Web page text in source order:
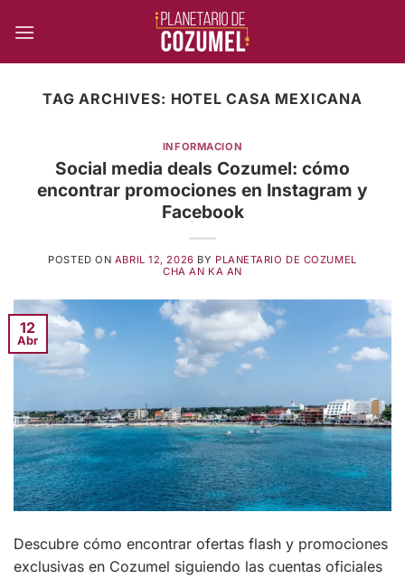
TAG ARCHIVES: HOTEL CASA MEXICANA
INFORMACION
Social media deals Cozumel: cómo
encontrar promociones en Instagram y
Facebook
POSTED ON ABRIL 12, 2026 BY PLANETARIO DE COZUMEL
CHA AN KA AN
12
Abr
Descubre cómo encontrar ofertas flash y promociones
exclusivas en Cozumel siguiendo las cuentas oficiales